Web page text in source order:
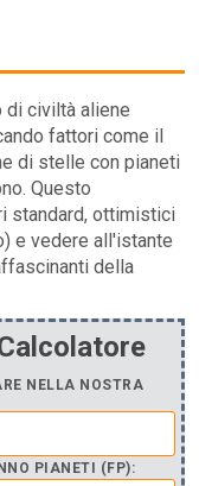
di civiltà aliene
fattori come il
di stelle con pianeti
Questo
standard, ottimistici
e vedere all'istante
della
NELLA NOSTRA
PIANETI (FP):